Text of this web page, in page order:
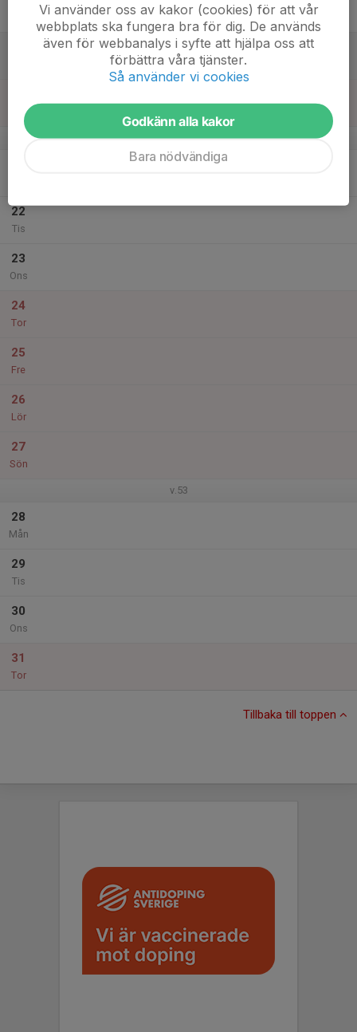
Sön
v.52
22
Tis
23
Ons
24
Tor
25
Fre
26
Lör
27
Sön
v.53
28
Mån
29
Tis
30
Ons
31
Tor
Tillbaka till toppen
Vi använder oss av kakor (cookies) för att vår
webbplats ska fungera bra för dig. De används
även för webbanalys i syfte att hjälpa oss att
förbättra våra tjänster.
Så använder vi cookies
Godkänn alla kakor
Bara nödvändiga